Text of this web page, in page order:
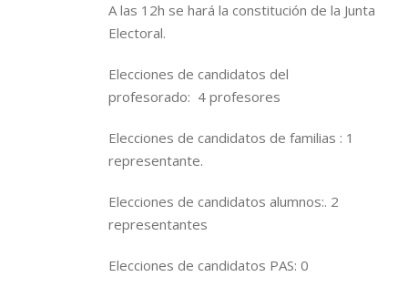
A las 12h se hará la constitución de la Junta
Electoral.
Elecciones de candidatos del
profesorado: 4 profesores
Elecciones de candidatos de familias : 1
representante.
Elecciones de candidatos alumnos:. 2
representantes
Elecciones de candidatos PAS: 0